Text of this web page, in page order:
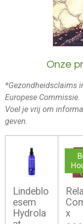
Onze
*Gezondheidsclaims
Europese Commissie.
Voel je vrij om
geven.
Lindeblo
esem
Hydrola
x